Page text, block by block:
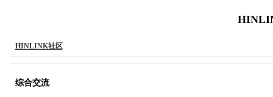
HINLINK社区
综合交流